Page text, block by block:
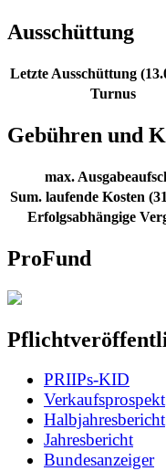
Ausschüttung
Letzte Ausschüttung
Turnus
Gebühren und
max.
Sum. laufende Kosten
Erfolgsabhängige
ProFund
PRIIPs-KID
Verkaufsprospekt
Halbjahresbericht
Jahresbericht
Bundesanzeiger